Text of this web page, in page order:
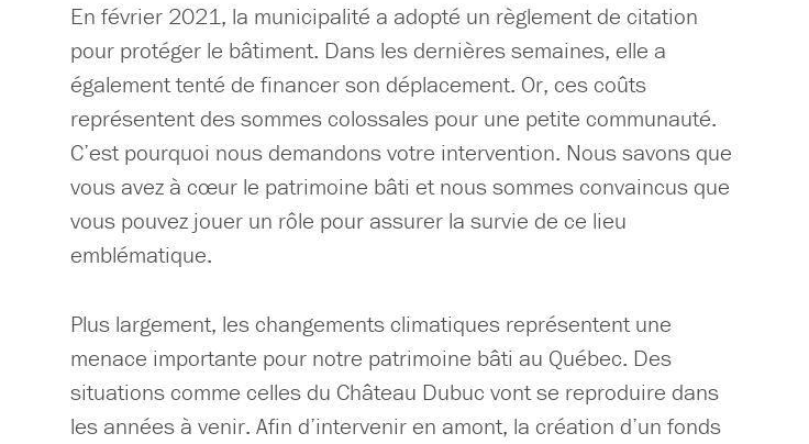
En février 2021, la municipalité a adopté un règlement de citation
pour protéger le bâtiment. Dans les dernières semaines, elle a
également tenté de financer son déplacement. Or, ces coûts
représentent des sommes colossales pour une petite communauté.
C’est pourquoi nous demandons votre intervention. Nous savons que
vous avez à cœur le patrimoine bâti et nous sommes convaincus que
vous pouvez jouer un rôle pour assurer la survie de ce lieu
emblématique.
Plus largement, les changements climatiques représentent une
menace importante pour notre patrimoine bâti au Québec. Des
situations comme celles du Château Dubuc vont se reproduire dans
les années à venir. Afin d’intervenir en amont, la création d’un fonds